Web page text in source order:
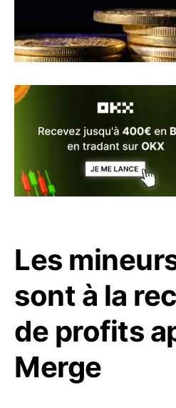
Les
sont à la
de profits
Merge